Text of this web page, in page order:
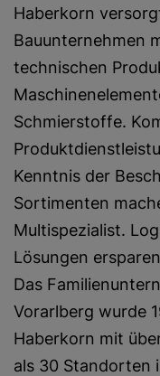
Haberkorn
Bauunternehmen
technischen
Schmierstoffe.
Kenntnis der
Sortimenten
Multispezialist.
Lösungen
Das
Vorarlberg wurde
Haberkorn mit
als 30 Standorten